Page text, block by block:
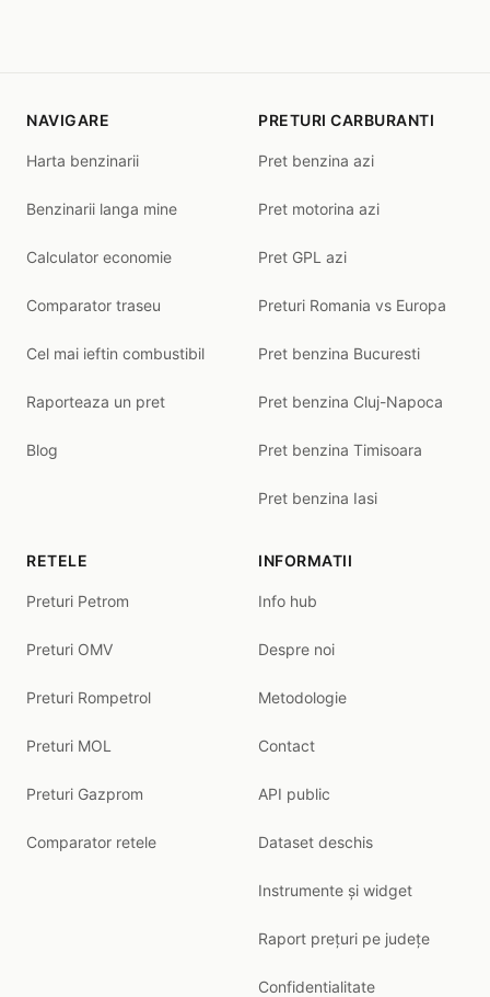
NAVIGARE
Harta benzinarii
Benzinarii langa mine
Calculator economie
Comparator traseu
Cel mai ieftin combustibil
Raporteaza un pret
Blog
PRETURI CARBURANTI
Pret benzina azi
Pret motorina azi
Pret GPL azi
Preturi Romania vs Europa
Pret benzina Bucuresti
Pret benzina Cluj-Napoca
Pret benzina Timisoara
Pret benzina Iasi
RETELE
Preturi Petrom
Preturi OMV
Preturi Rompetrol
Preturi MOL
Preturi Gazprom
Comparator retele
INFORMATII
Info hub
Despre noi
Metodologie
Contact
API public
Dataset deschis
Instrumente și widget
Raport prețuri pe județe
Confidentialitate